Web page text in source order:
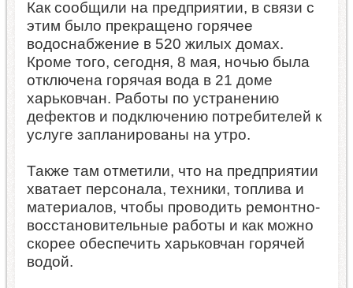
Как сообщили на предприятии, в связи с
этим было прекращено горячее
водоснабжение в 520 жилых домах.
Кроме того, сегодня, 8 мая, ночью была
отключена горячая вода в 21 доме
харьковчан. Работы по устранению
дефектов и подключению потребителей к
услуге запланированы на утро.
Также там отметили, что на предприятии
хватает персонала, техники, топлива и
материалов, чтобы проводить ремонтно-
восстановительные работы и как можно
скорее обеспечить харьковчан горячей
водой.